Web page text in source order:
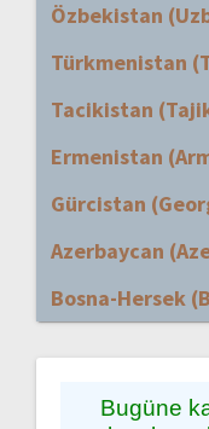
Özbekistan
Türkmenistan
Tacikistan
Ermenistan
Gürcistan
Azerbaycan
Bosna-Hersek
Bugüne